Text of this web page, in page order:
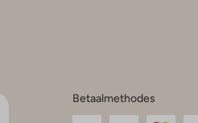
Betaalmethodes